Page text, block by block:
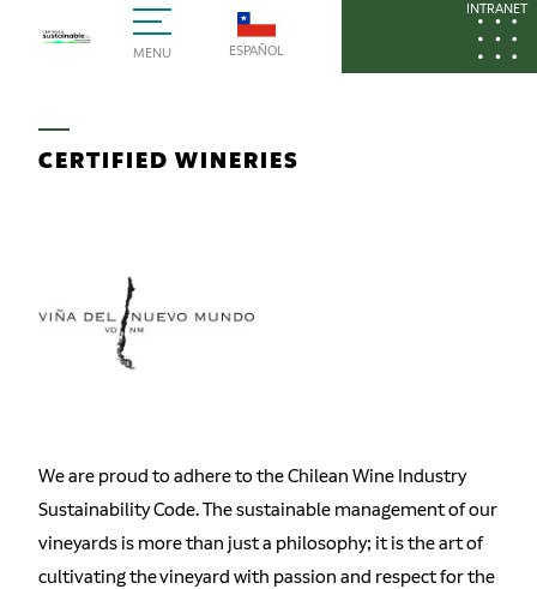
MENU ESPAÑOL
INTRANET
CERTIFIED WINERIES
We are proud to adhere to the Chilean Wine Industry
Sustainability Code. The sustainable management of our
vineyards is more than just a philosophy; it is the art of
cultivating the vineyard with passion and respect for the